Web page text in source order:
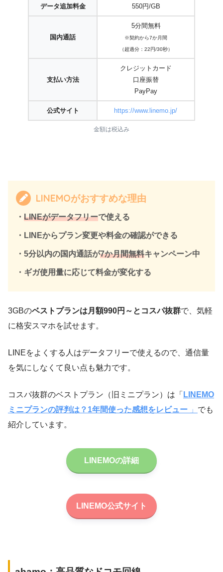
データ追加料金 550円/GB
国内通話
5分間無料
※契約から7か月間
（超過分：22円/30秒）
支払い方法
クレジットカード
口座振替
PayPay
公式サイト https://www.linemo.jp/
金額は税込み
LINEMOがおすすめな理由
・ LINEがデータフリーで使える
・ LINEからプラン変更や料金の確認ができる
・ 5分以内の国内通話が7か月間無料キャンペーン中
・ギガ使用量に応じて料金が変化する
3GBのベストプランは月額990円～とコスパ抜群で、気軽
に格安スマホを試せます。
LINEをよくする人はデータフリーで使えるので、通信量
を気にしなくて良い点も魅力です。
コスパ抜群のベストプラン（旧ミニプラン）は「 LINEMO
ミニプランの評判は？1年間使った感想をレビュー 」 でも
紹介しています。
LINEMOの詳細
LINEMO公式サイト